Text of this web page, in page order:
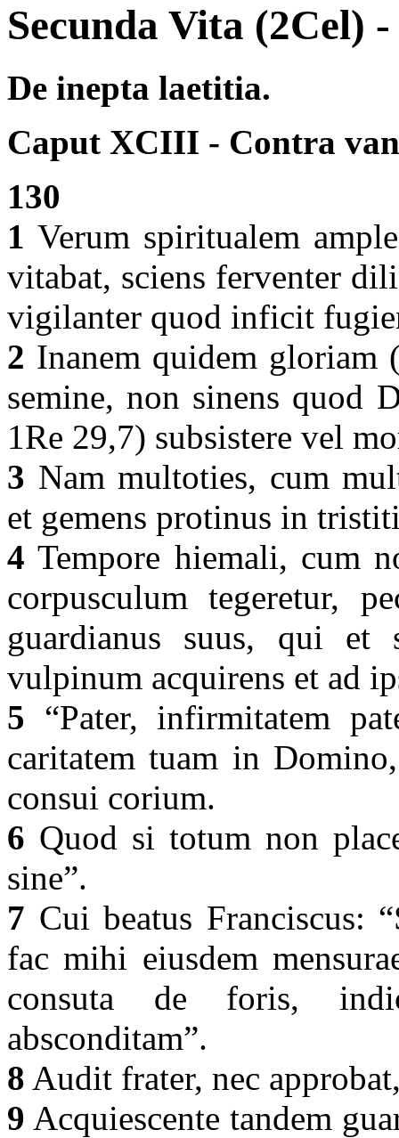
Secunda Vita (2Cel) -
De inepta laetitia.
Caput XCIII - Contra
130
1 Verum spiritualem
vitabat, sciens ferventer
vigilanter quod inficit
2 Inanem quidem gloriam
semine, non sinens quod
1Re 29,7) subsistere vel
3 Nam multoties, cum
et gemens protinus in
4 Tempore hiemali, cum
corpusculum tegeretur,
guardianus suus, qui et
vulpinum acquirens et ad
5 “Pater, infirmitatem
caritatem tuam in
consui corium.
6 Quod si totum non
sine”.
7 Cui beatus Franciscus:
fac mihi eiusdem
consuta de foris,
absconditam”.
8 Audit frater, nec
9 Acquiescente tandem